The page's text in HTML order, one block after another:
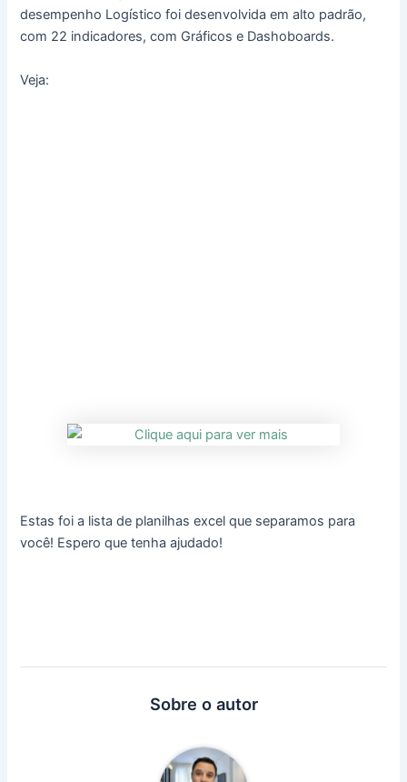
desempenho Logístico foi desenvolvida em alto padrão,
com 22 indicadores, com Gráficos e Dashoboards.
Veja:
Estas foi a lista de planilhas excel que separamos para
você! Espero que tenha ajudado!
Sobre o autor